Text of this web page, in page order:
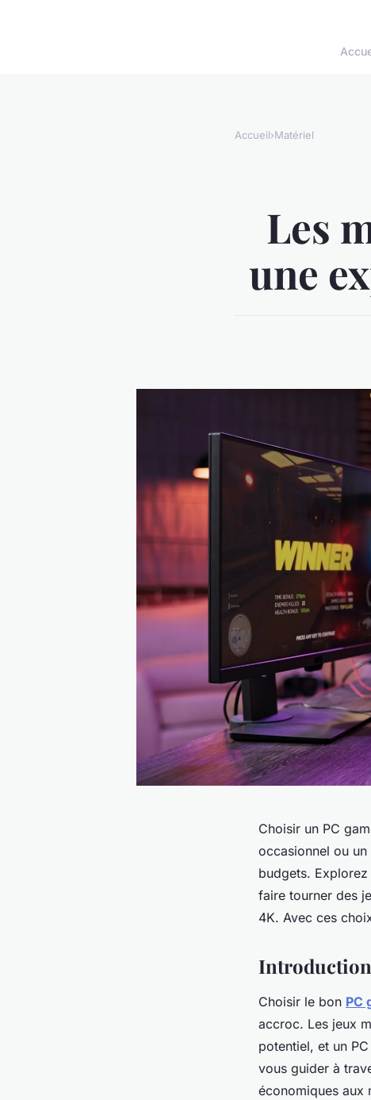
Accueil›Matériel
Les
une
Choisir un PC
occasionnel ou
budgets.
faire tourner des
4K. Avec ces
Choisir le bon PC
accroc. Les jeux
potentiel, et un
vous guider à
économiques aux